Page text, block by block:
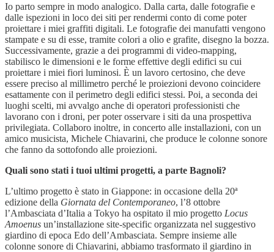
Io parto sempre in modo analogico. Dalla carta, dalle fotografie e
dalle ispezioni in loco dei siti per rendermi conto di come poter
proiettare i miei graffiti digitali. Le fotografie dei manufatti vengono
stampate e su di esse, tramite colori a olio e grafite, disegno la bozza.
Successivamente, grazie a dei programmi di video-mapping,
stabilisco le dimensioni e le forme effettive degli edifici su cui
proiettare i miei fiori luminosi. È un lavoro certosino, che deve
essere preciso al millimetro perché le proiezioni devono coincidere
esattamente con il perimetro degli edifici stessi. Poi, a seconda dei
luoghi scelti, mi avvalgo anche di operatori professionisti che
lavorano con i droni, per poter osservare i siti da una prospettiva
privilegiata. Collaboro inoltre, in concerto alle installazioni, con un
amico musicista, Michele Chiavarini, che produce le colonne sonore
che fanno da sottofondo alle proiezioni.
Quali sono stati i tuoi ultimi progetti, a parte Bagnoli?
L’ultimo progetto è stato in Giappone: in occasione della 20ª
edizione della Giornata del Contemporaneo, l’8 ottobre
l’Ambasciata d’Italia a Tokyo ha ospitato il mio progetto Locus
Amoenus un’installazione site-specific organizzata nel suggestivo
giardino di epoca Edo dell’Ambasciata. Sempre insieme alle
colonne sonore di Chiavarini, abbiamo trasformato il giardino in